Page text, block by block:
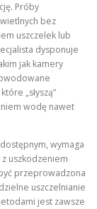
Próby
bez
uszczelek lub
dysponuje
jak kamery
„słyszą”
wodę nawet
wymaga
uszkodzeniem
przeprowadzona
uszczelnianie
jest zawsze